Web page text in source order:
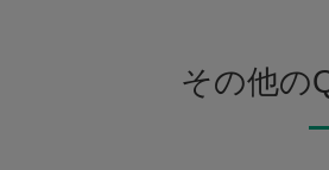
その他の